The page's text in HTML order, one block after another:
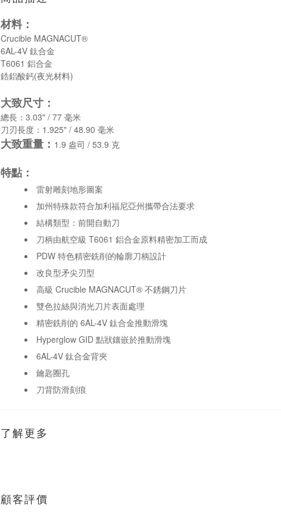
材料：
Crucible MAGNACUT®
6AL-4V 鈦合金
T6061 鋁合金
鋯鋁酸鈣(夜光材料)
大致尺寸：
總長：3.03" / 77 毫米
刀刃長度：1.925" / 48.90 毫米
大致重量： 1.9 盎司 / 53.9 克
特點：
雷射雕刻地形圖案
加州特殊款符合加利福尼亞州攜帶合法要求
結構類型：前開自動刀
刀柄由航空級 T6061 鋁合金原料精密加工而成
PDW 特色精密銑削的輪廓刀柄設計
改良型矛尖刃型
高級 Crucible MAGNACUT® 不銹鋼刀片
雙色拉絲與消光刀片表面處理
精密銑削的 6AL-4V 鈦合金推動滑塊
Hyperglow GID 點狀鑲嵌於推動滑塊
6AL-4V 鈦合金背夾
鑰匙圈孔
刀背防滑刻痕
了解更多
顧客評價